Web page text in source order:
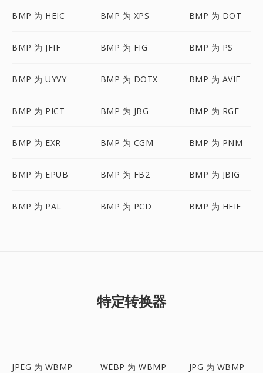
BMP 为 HEIC BMP 为 XPS BMP 为 DOT
BMP 为 JFIF BMP 为 FIG BMP 为 PS
BMP 为 UYVY BMP 为 DOTX BMP 为 AVIF
BMP 为 PICT BMP 为 JBG BMP 为 RGF
BMP 为 EXR BMP 为 CGM BMP 为 PNM
BMP 为 EPUB BMP 为 FB2 BMP 为 JBIG
BMP 为 PAL BMP 为 PCD BMP 为 HEIF
特定转换器
JPEG 为 WBMP WEBP 为 WBMP JPG 为 WBMP